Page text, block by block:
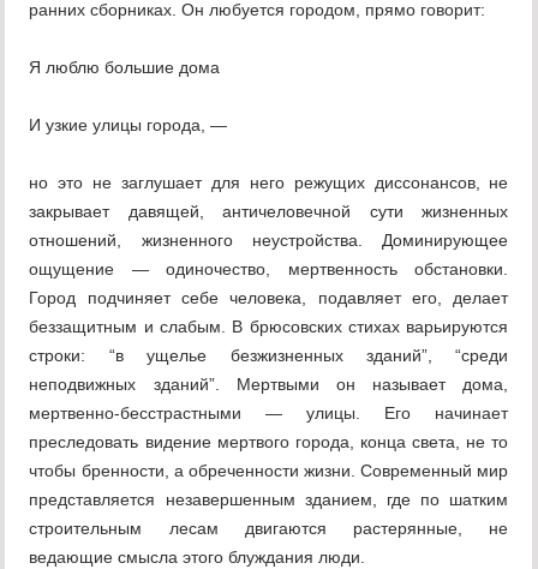
ранних сборниках. Он любуется городом, прямо говорит:
Я люблю большие дома
И узкие улицы города, —
но это не заглушает для него режущих диссонансов, не
закрывает давящей, античеловечной сути жизненных
отношений, жизненного неустройства. Доминирующее
ощущение — одиночество, мертвенность обстановки.
Город подчиняет себе человека, подавляет его, делает
беззащитным и слабым. В брюсовских стихах варьируются
строки: “в ущелье безжизненных зданий”, “среди
неподвижных зданий”. Мертвыми он называет дома,
мертвенно-бесстрастными — улицы. Его начинает
преследовать видение мертвого города, конца света, не то
чтобы бренности, а обреченности жизни. Современный мир
представляется незавершенным зданием, где по шатким
строительным лесам двигаются растерянные, не
ведающие смысла этого блуждания люди.